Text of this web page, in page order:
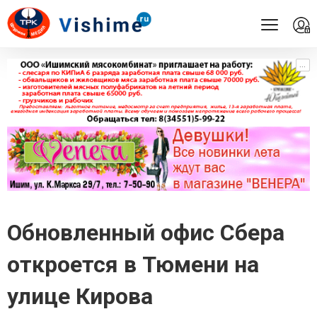
...
...
Обновленный офис Сбера
откроется в Тюмени на
улице Кирова